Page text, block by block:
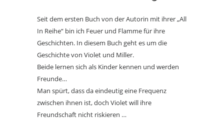
Seit dem ersten Buch von der Autorin mit ihrer „All
In Reihe“ bin ich Feuer und Flamme für ihre
Geschichten. In diesem Buch geht es um die
Geschichte von Violet und Miller.
Beide lernen sich als Kinder kennen und werden
Freunde…
Man spürt, dass da eindeutig eine Frequenz
zwischen ihnen ist, doch Violet will ihre
Freundschaft nicht riskieren …